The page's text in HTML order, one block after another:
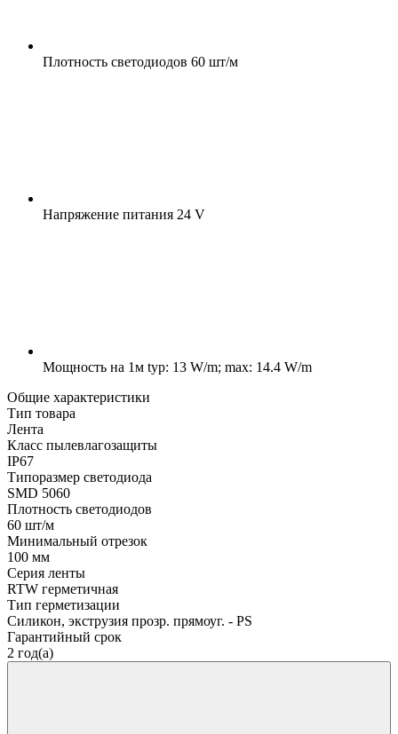
Плотность светодиодов 60 шт/м
Напряжение питания 24 V
Мощность на 1м typ: 13 W/m; max: 14.4 W/m
Общие характеристики
Тип товара
Лента
Класс пылевлагозащиты
IP67
Типоразмер светодиода
SMD 5060
Плотность светодиодов
60 шт/м
Минимальный отрезок
100 мм
Серия ленты
RTW герметичная
Тип герметизации
Силикон, экструзия прозр. прямоуг. - PS
Гарантийный срок
2 год(а)